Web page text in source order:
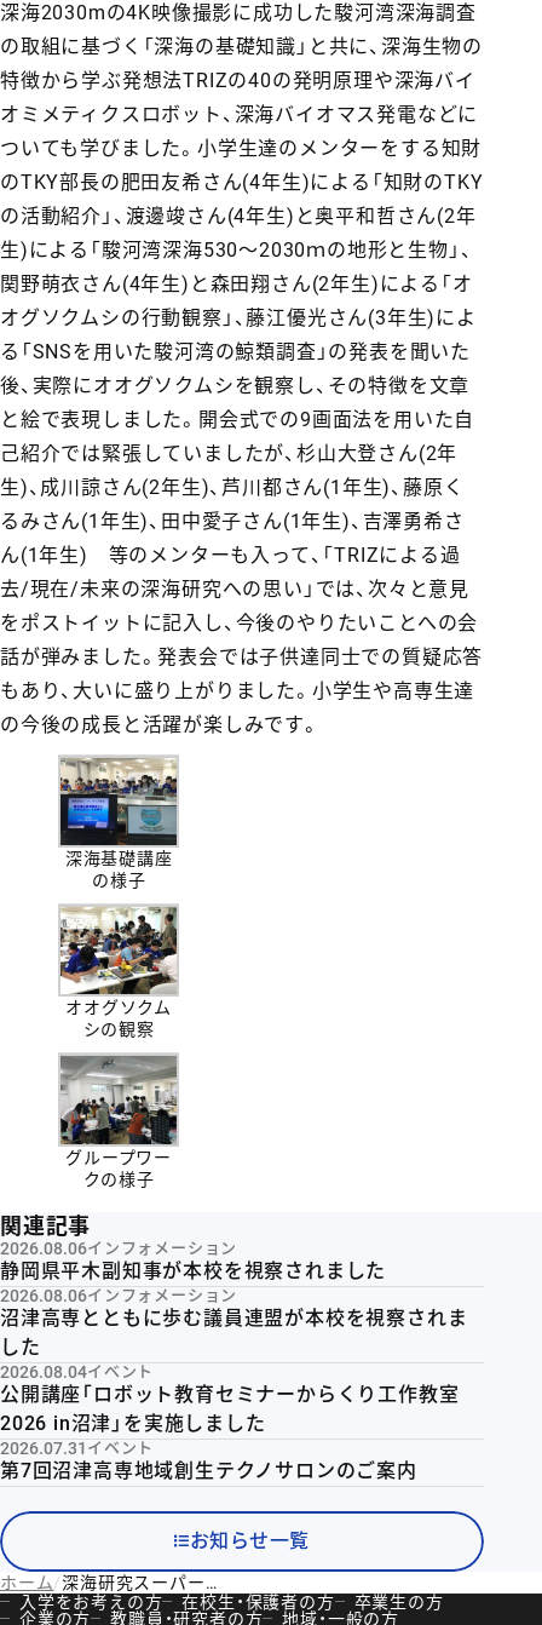
深海2030mの4K映像撮影に成功した駿河湾深海調査
の取組に基づく「深海の基礎知識」と共に、深海生物の
特徴から学ぶ発想法TRIZの40の発明原理や深海バイ
オミメティクスロボット、深海バイオマス発電などに
ついても学びました。小学生達のメンターをする知財
のTKY部長の肥田友希さん(4年生)による「知財のTKY
の活動紹介」、渡邊竣さん(4年生)と奥平和哲さん(2年
生)による「駿河湾深海530～2030ｍの地形と生物」、
関野萌衣さん(4年生)と森田翔さん(2年生)による「オ
オグソクムシの行動観察」、藤江優光さん(3年生)によ
る「SNSを用いた駿河湾の鯨類調査」の発表を聞いた
後、実際にオオグソクムシを観察し、その特徴を文章
と絵で表現しました。開会式での9画面法を用いた自
己紹介では緊張していましたが、杉山大登さん(2年
生)、成川諒さん(2年生)、芦川都さん(1年生)、藤原く
るみさん(1年生)、田中愛子さん(1年生)、吉澤勇希さ
ん(1年生) 等のメンターも入って、「TRIZによる過
去/現在/未来の深海研究への思い」では、次々と意見
をポストイットに記入し、今後のやりたいことへの会
話が弾みました。発表会では子供達同士での質疑応答
もあり、大いに盛り上がりました。小学生や高専生達
の今後の成長と活躍が楽しみです。
深海基礎講座
の様子
オオグソクム
シの観察
グループワー
クの様子
関連記事
2026.08.06インフォメーション
静岡県平木副知事が本校を視察されました
2026.08.06インフォメーション
沼津高専とともに歩む議員連盟が本校を視察されま
した
2026.08.04イベント
公開講座「ロボット教育セミナーからくり工作教室
2026 in沼津」を実施しました
2026.07.31 イベント
第7回沼津高専地域創生テクノサロンのご案内
お知らせ一覧
ホーム
深海研究スーパーキッズと未来を拓く〜駿河湾の深海の謎に挑む小学生を高専生がサポート〜
入学をお考えの方
在校生・保護者の方
卒業生の方
企業の方
教職員・研究者の方 地域・一般の方